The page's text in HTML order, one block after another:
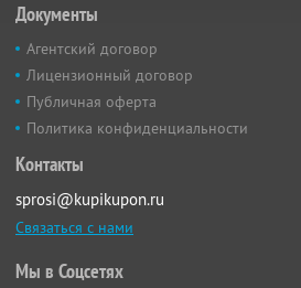
Документы
Агентский договор
Лицензионный договор
Публичная оферта
Политика конфиденциальности
Контакты
sprosi@kupikupon.ru
Связаться с нами
Мы в Соцсетях